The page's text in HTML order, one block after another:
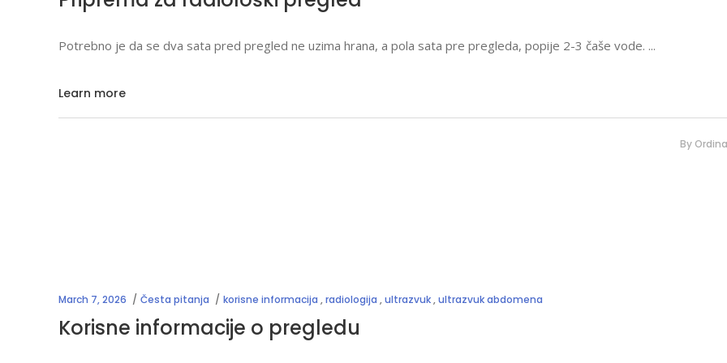
Potrebno je da se dva sata pred pregled ne uzima hrana, a pola sata pre pregleda, popije 2-3 čaše vode.
Learn more
By
March 7, 2026 Česta pitanja korisne informacija ,radiologija ,ultrazvuk,ultrazvuk abdomena
Korisne informacije o pregledu